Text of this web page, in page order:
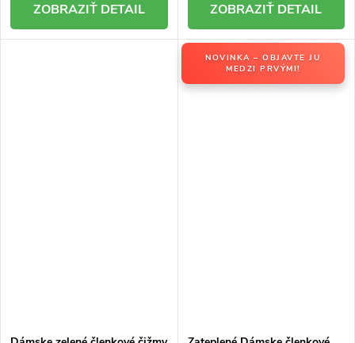
DETAIL DETAIL
NOVINKA – OBJAVTE JU
MEDZI PRVÝMI!